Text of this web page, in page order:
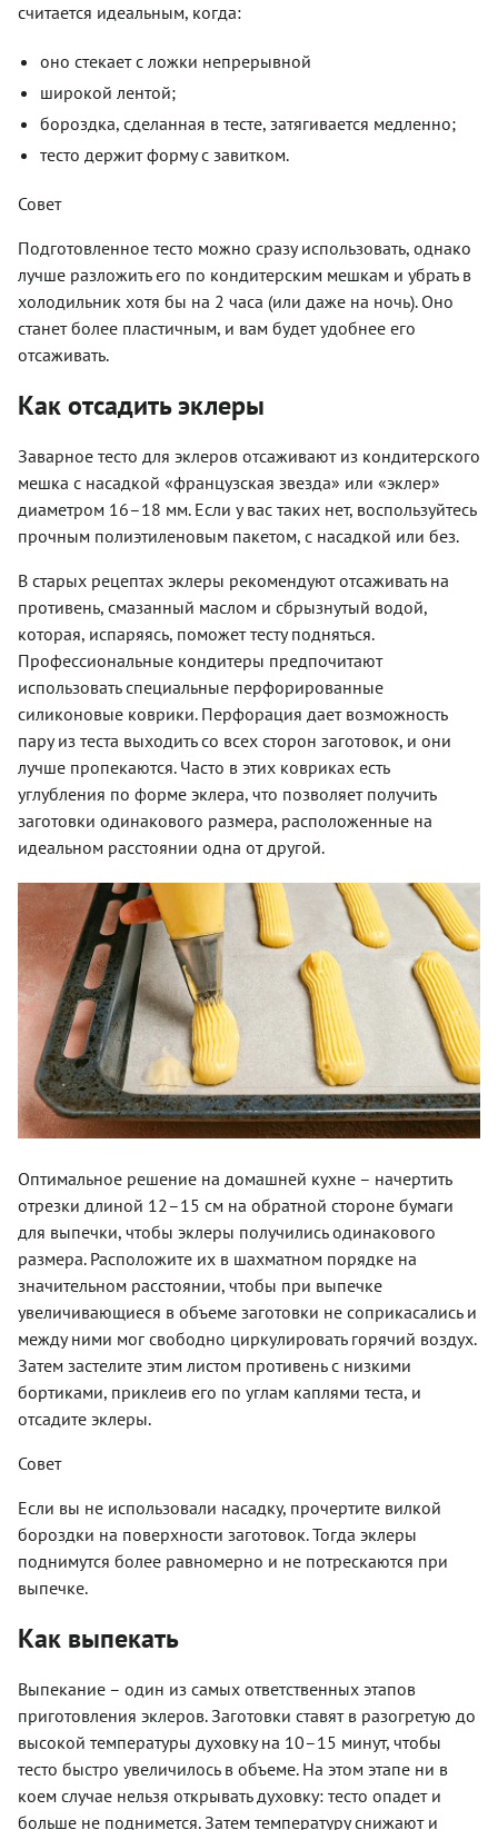
считается идеальным, когда:
оно стекает с ложки непрерывной
широкой лентой;
бороздка, сделанная в тесте, затягивается медленно;
тесто держит форму с завитком.
Совет
Подготовленное тесто можно сразу использовать, однако
лучше разложить его по кондитерским мешкам и убрать в
холодильник хотя бы на 2 часа (или даже на ночь). Оно
станет более пластичным, и вам будет удобнее его
отсаживать.
Как отсадить эклеры
Заварное тесто для эклеров отсаживают из кондитерского
мешка с насадкой «французская звезда» или «эклер»
диаметром 16–18 мм. Если у вас таких нет, воспользуйтесь
прочным полиэтиленовым пакетом, с насадкой или без.
В старых рецептах эклеры рекомендуют отсаживать на
противень, смазанный маслом и сбрызнутый водой,
которая, испаряясь, поможет тесту подняться.
Профессиональные кондитеры предпочитают
использовать специальные перфорированные
силиконовые коврики. Перфорация дает возможность
пару из теста выходить со всех сторон заготовок, и они
лучше пропекаются. Часто в этих ковриках есть
углубления по форме эклера, что позволяет получить
заготовки одинакового размера, расположенные на
идеальном расстоянии одна от другой.
Оптимальное решение на домашней кухне – начертить
отрезки длиной 12–15 см на обратной стороне бумаги
для выпечки, чтобы эклеры получились одинакового
размера. Расположите их в шахматном порядке на
значительном расстоянии, чтобы при выпечке
увеличивающиеся в объеме заготовки не соприкасались и
между ними мог свободно циркулировать горячий воздух.
Затем застелите этим листом противень с низкими
бортиками, приклеив его по углам каплями теста, и
отсадите эклеры.
Совет
Если вы не использовали насадку, прочертите вилкой
бороздки на поверхности заготовок. Тогда эклеры
поднимутся более равномерно и не потрескаются при
выпечке.
Как выпекать
Выпекание – один из самых ответственных этапов
приготовления эклеров. Заготовки ставят в разогретую до
высокой температуры духовку на 10–15 минут, чтобы
тесто быстро увеличилось в объеме. На этом этапе ни в
коем случае нельзя открывать духовку: тесто опадет и
больше не поднимется. Затем температуру снижают и